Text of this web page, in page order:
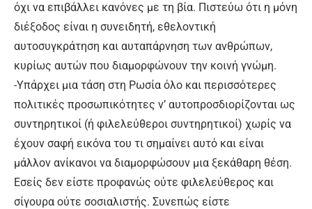
όχι να επιβάλλει κανόνες με τη βία. Πιστεύω ότι η μόνη
διέξοδος είναι η συνειδητή, εθελοντική
αυτοσυγκράτηση και αυταπάρνηση των ανθρώπων,
κυρίως αυτών που διαμορφώνουν την κοινή γνώμη.
-Υπάρχει μια τάση στη Ρωσία όλο και περισσότερες
πολιτικές προσωπικότητες ν’ αυτοπροσδιορίζονται ως
συντηρητικοί (ή φιλελεύθεροι συντηρητικοί) χωρίς να
έχουν σαφή εικόνα του τι σημαίνει αυτό και είναι
μάλλον ανίκανοι να διαμορφώσουν μια ξεκάθαρη θέση.
Εσείς δεν είστε προφανώς ούτε φιλελεύθερος και
σίγουρα ούτε σοσιαλιστής. Συνεπώς είστε